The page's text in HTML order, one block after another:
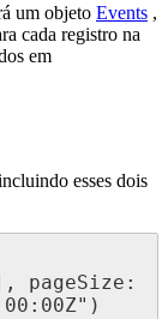
á um objeto Events ,
cada registro na
em
esses dois
, pageSize :
00 : 00Z" )